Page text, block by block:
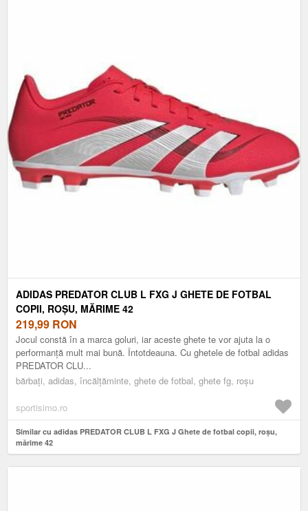
ADIDAS PREDATOR CLUB L FXG J GHETE DE FOTBAL
COPII, ROȘU, MĂRIME 42
219,99 RON
Jocul constă în a marca goluri, iar aceste ghete te vor ajuta la o
performanță mult mai bună. Întotdeauna. Cu ghetele de fotbal adidas
PREDATOR CLU...
bărbați, adidas, încălțăminte, ghete de fotbal, ghete fg, roșu
sportisimo.ro
Similar cu adidas PREDATOR CLUB L FXG J Ghete de fotbal copii, roșu,
mărime 42